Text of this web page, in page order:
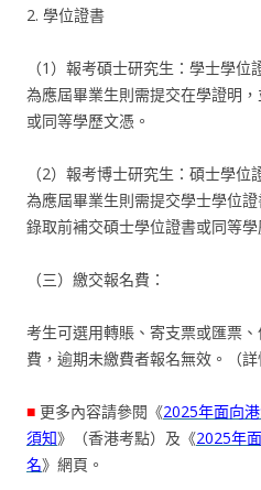
2. 學位證書
（1）報考碩士研究生：學士學
為應屆畢業生則需提交在學證明
或同等學歷文憑。
（2）報考博士研究生：碩士學
為應屆畢業生則需提交學士學位
錄取前補交碩士學位證書或同等學
（三）繳交報名費：
考生可選用轉賬、寄支票或匯票
費，逾期未繳費者報名無效。（
■ 更多內容請參閱《2025年面向
須知》（香港考點）及《2025年
名》網頁。